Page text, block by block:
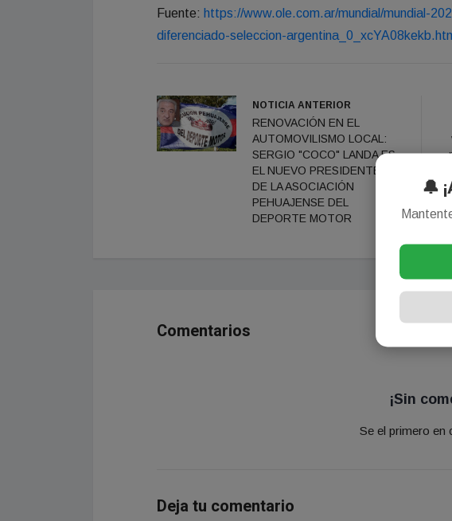
Fuente: https://www.ole.com.ar/mundial/mundial-
diferenciado-seleccion-
NOTICIA ANTERIOR
RENOVACIÓN EN EL
AUTOMOVILISMO LOCAL:
SERGIO "COCO" LANDA ES
EL NUEVO PRESIDENTE
DE LA ASOCIACIÓN
PEHUAJENSE DEL
DEPORTE MOTOR
Comentarios
¡Sin
Se el primero en
Deja tu comentario
🔔